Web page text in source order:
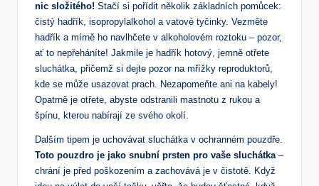
nic složitého! Stačí si pořídit několik základních pomůcek:
čistý hadřík, isopropylalkohol a vatové tyčinky. Vezměte
hadřík a mírně ho navlhčete v alkoholovém roztoku – pozor,
ať to nepřeháníte! Jakmile je hadřík hotový, jemně otřete
sluchátka, přičemž si dejte pozor na mřížky reproduktorů,
kde se může usazovat prach. Nezapomeňte ani na kabely!
Opatrně je otřete, abyste odstranili mastnotu z rukou a
špínu, kterou nabírají ze svého okolí.
Dalším tipem je uchovávat sluchátka v ochranném pouzdře.
Toto pouzdro je jako snubní prsten pro vaše sluchátka–
chrání je před poškozením a zachovává je v čistotě. Když